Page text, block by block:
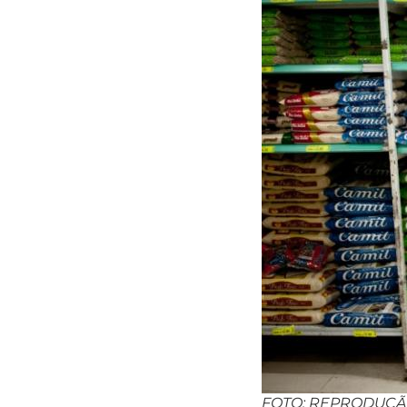
FOTO: